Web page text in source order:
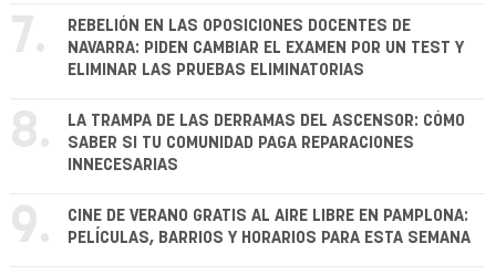
7.
REBELIÓN EN LAS OPOSICIONES DOCENTES DE
NAVARRA: PIDEN CAMBIAR EL EXAMEN POR UN TEST Y
ELIMINAR LAS PRUEBAS ELIMINATORIAS
8.
LA TRAMPA DE LAS DERRAMAS DEL ASCENSOR: CÓMO
SABER SI TU COMUNIDAD PAGA REPARACIONES
INNECESARIAS
9.
CINE DE VERANO GRATIS AL AIRE LIBRE EN PAMPLONA:
PELÍCULAS, BARRIOS Y HORARIOS PARA ESTA SEMANA